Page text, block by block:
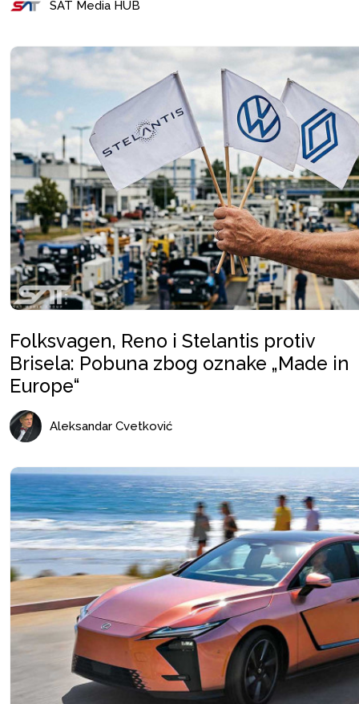
SAT Media HUB
Folksvagen, Reno i Stelantis protiv
Brisela: Pobuna zbog oznake „Made in
Europe“
Aleksandar Cvetković